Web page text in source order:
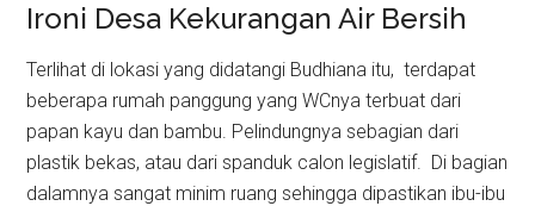
Ironi Desa Kekurangan Air Bersih
Terlihat di lokasi yang didatangi Budhiana itu, terdapat
beberapa rumah panggung yang WCnya terbuat dari
papan kayu dan bambu. Pelindungnya sebagian dari
plastik bekas, atau dari spanduk calon legislatif. Di bagian
dalamnya sangat minim ruang sehingga dipastikan ibu-ibu